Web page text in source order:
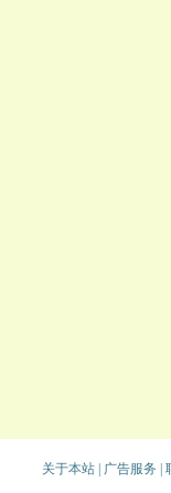
关于本站| 广告服务